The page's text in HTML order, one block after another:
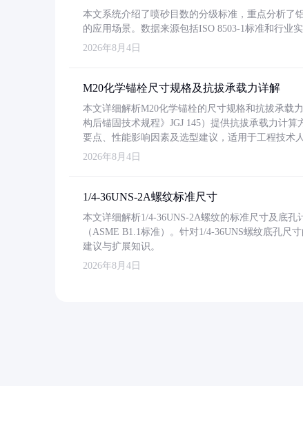
本文系统介绍了喷砂目数的分级标准，重点分析了
的应用场景。数据来源包括ISO 8503-1标准和行业
2026年8月4日
M20化学锚栓尺寸规格及抗拔承载力详解
本文详细解析M20化学锚栓的尺寸规格和抗拔承载
构后锚固技术规程》JGJ 145）提供抗拔承载力计
要点、性能影响因素及选型建议，适用于工程技术人
2026年8月4日
1/4-36UNS-2A螺纹标准尺寸
本文详细解析1/4-36UNS-2A螺纹的标准尺寸及底
（ASME B1.1标准）。针对1/4-36UNS螺纹底孔
建议与扩展知识。
2026年8月4日